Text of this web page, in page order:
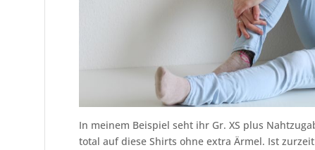
In meinem Beispiel seht ihr Gr. XS plus
total auf diese Shirts ohne extra Ärmel. Ist